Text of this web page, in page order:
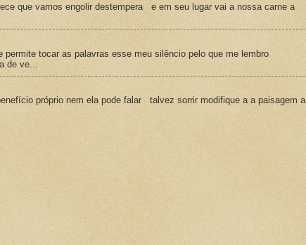
que vamos engolir destempera e em seu lugar vai a nossa carne a
permite tocar as palavras esse meu silêncio pelo que me lembro
ve...
próprio nem ela pode falar talvez sorrir modifique a a paisagem a